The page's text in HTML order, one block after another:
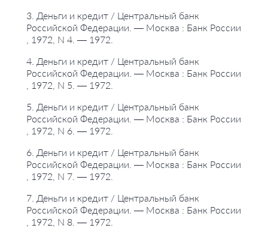
3. Деньги и кредит / Центральный банк
Российской Федерации. — Москва : Банк России
, 1972, N 4. — 1972.
4. Деньги и кредит / Центральный банк
Российской Федерации. — Москва : Банк России
, 1972, N 5. — 1972.
5. Деньги и кредит / Центральный банк
Российской Федерации. — Москва : Банк России
, 1972, N 6. — 1972.
6. Деньги и кредит / Центральный банк
Российской Федерации. — Москва : Банк России
, 1972, N 7. — 1972.
7. Деньги и кредит / Центральный банк
Российской Федерации. — Москва : Банк России
, 1972, N 8. — 1972.